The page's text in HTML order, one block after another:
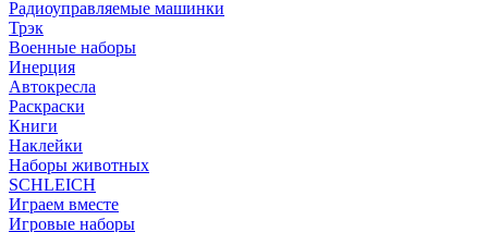
Радиоуправляемые машинки
Трэк
Военные наборы
Инерция
Автокресла
Раскраски
Книги
Наклейки
Наборы животных
SCHLEICH
Играем вместе
Игровые наборы